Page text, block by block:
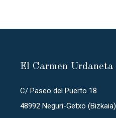
El Carmen Urdaneta
C/ Paseo del Puerto 18
48992 Neguri-Getxo (Bizkaia)